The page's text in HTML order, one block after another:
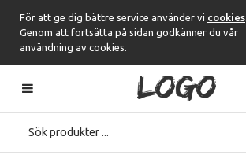
För att ge dig bättre service använder vi cookies
Genom att fortsätta på sidan godkänner du vår
användning av cookies.